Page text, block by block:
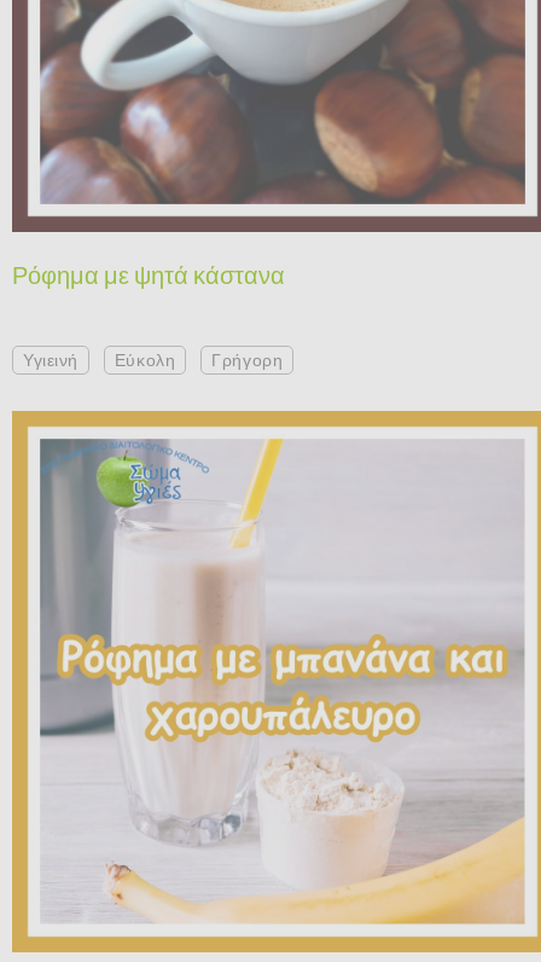
Ρόφημα με ψητά κάστανα
Υγιεινή Εύκολη Γρήγορη